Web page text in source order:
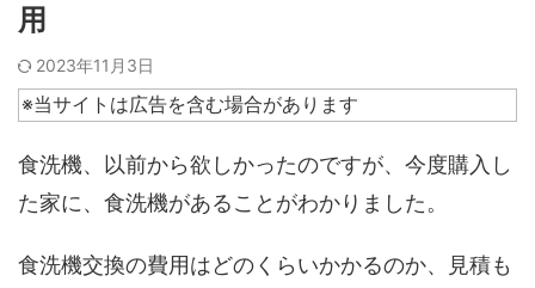
用
2023年11月3日
※当サイトは広告を含む場合があります
食洗機、以前から欲しかったのですが、今度購入し
た家に、食洗機があることがわかりました。
食洗機交換の費用はどのくらいかかるのか、見積も